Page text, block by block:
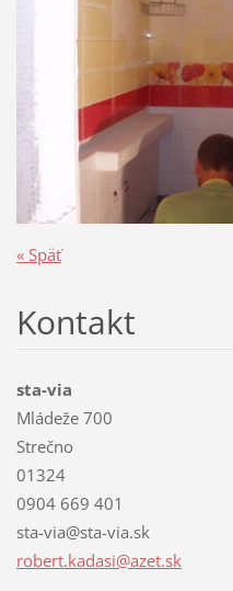
« Späť
Kontakt
sta-via
Mládeže 700
Strečno
01324
0904 669 401
sta-via@sta-via.sk
robert.kadasi@azet.sk